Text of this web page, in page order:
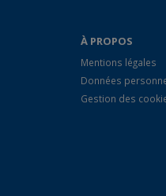
À PROPOS
Mentions légales
Données
Gestion des